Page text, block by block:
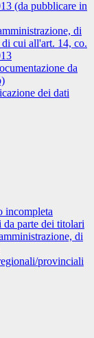
(da pubblicare in
di
cui all'art. 14, co.
da
dei dati
incompleta
parte dei titolari
di
provinciali